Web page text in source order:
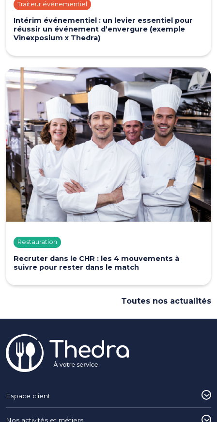
Traiteur événementiel
Intérim événementiel : un levier essentiel pour
réussir un événement d’envergure (exemple
Vinexposium x Thedra)
Restauration
Recruter dans le CHR : les 4 mouvements à
suivre pour rester dans le match
Toutes nos actualités
Espace client
Nos activités et métiers